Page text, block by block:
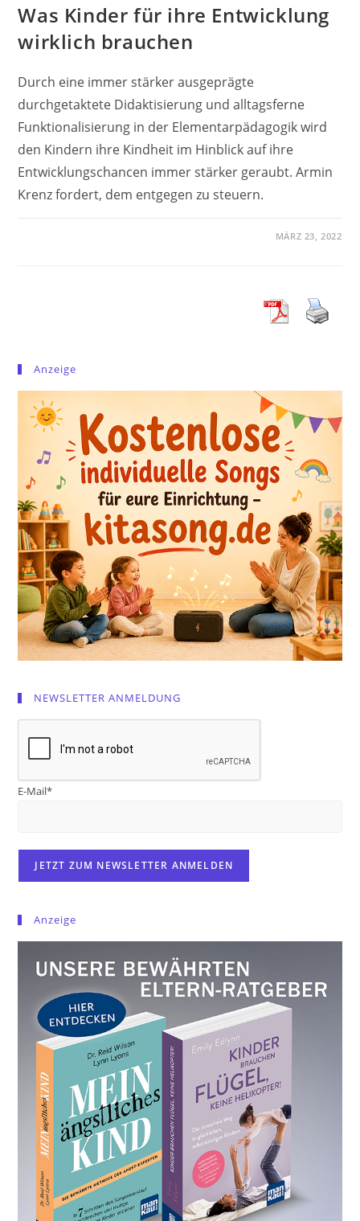
Was Kinder für ihre Entwicklung
wirklich brauchen
Durch eine immer stärker ausgeprägte
durchgetaktete Didaktisierung und alltagsferne
Funktionalisierung in der Elementarpädagogik wird
den Kindern ihre Kindheit im Hinblick auf ihre
Entwicklungschancen immer stärker geraubt. Armin
Krenz fordert, dem entgegen zu steuern.
MÄRZ 23, 2022
Anzeige
NEWSLETTER ANMELDUNG
E-Mail*
Anzeige